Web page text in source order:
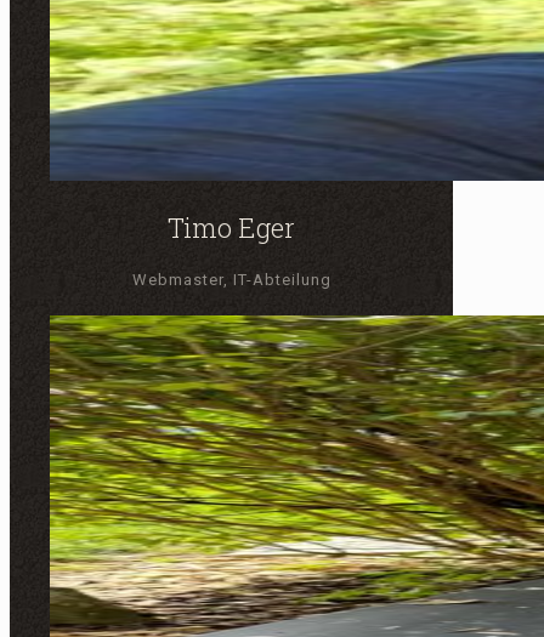
Timo Eger
Webmaster, IT-Abteilung